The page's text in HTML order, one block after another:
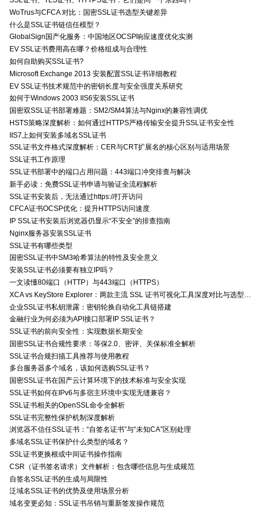
WoTrus与CFCA 对比：国密SSL证书选型关键差异
什么是SSL证书链信任模型？
GlobalSign国产化服务：中国地区OCSP响应速度优化实测
EV SSL证书费用高在哪？价格组成与合理性
如何自助购买SSL证书?
Microsoft Exchange 2013 安装配置SSL证书详细教程
EV SSL证书技术规范中的密钥长度与安全强度关系研究
如何于Windows 2003 IIS6安装SSL证书
国密双SSL证书部署难题：SM2/SM4算法与Nginx的兼容性调优
HSTS策略深度解析：如何通过HTTPS严格传输安全提升SSL证书安全性
IIS7上如何安装多域名SSL证书
SSL证书文件格式深度解析：CER与CRT扩展名的核心区别与适用场景
SSL证书工作原理
SSL证书部署中的端口占用问题：443端口冲突排查与解决
新手必读：免费SSL证书申请与验证全流程解析
SSL证书安装后，无法通过https://打开访问
CFCA证书OCSP优化：提升HTTPS访问速度
IP SSL证书安装后浏览器仍显示“不安全”的排查指南
Nginx服务器安装SSL证书
SSL证书有哪些类型
国密SSL证书中SM3哈希算法的特性及安全意义
安装SSL证书必须要有独立IP吗？
一文读懂80端口（HTTP）与443端口（HTTPS）
企业SSL证书私钥泄露：密钥轮换自动化工具链搭建
金融行业为何必须为API接口部署IP SSL证书？
SSL证书的前向安全性：实现数据长期安全
国密SSL证书合规性要求：等保2.0、密评、关保标准全解析
SSL证书合规扫描工具推荐与使用教程
多台服务器多个域名，该如何选购SSL证书？
国密SSL证书在国产云计算环境下的技术标准与安全实现
SSL证书如何在IPv6与多宿主环境中实现无缝兼容？
SSL证书相关的OpenSSL命令全解析
SSL证书完整性保护机制深度解析
浏览器不信任SSL证书：“自签名证书”与“未知CA”区别处理
多域名SSL证书保护什么类型的域名？
SSL证书更换根或中间证书操作指南
CSR（证书签名请求）文件解析：包含哪些信息与生成规范
自签名SSL证书的生成与局限性
泛域名SSL证书的优势及使用场景分析
域名变更必知：SSL证书吊销与重新签发操作规范